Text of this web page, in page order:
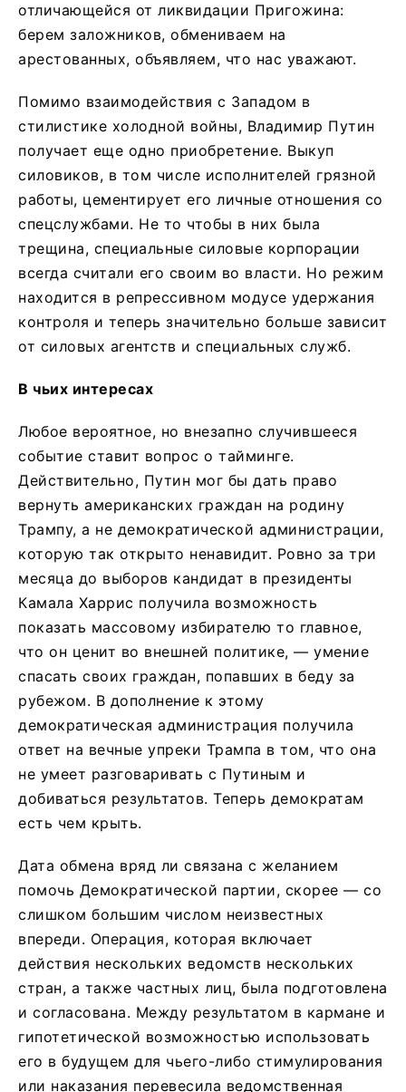
отличающейся от ликвидации Пригожина:
берем заложников, обмениваем на
арестованных, объявляем, что нас уважают.
Помимо взаимодействия с Западом в
стилистике холодной войны, Владимир Путин
получает еще одно приобретение. Выкуп
силовиков, в том числе исполнителей грязной
работы, цементирует его личные отношения со
спецслужбами. Не то чтобы в них была
трещина, специальные силовые корпорации
всегда считали его своим во власти. Но режим
находится в репрессивном модусе удержания
контроля и теперь значительно больше зависит
от силовых агентств и специальных служб.
В чьих интересах
Любое вероятное, но внезапно случившееся
событие ставит вопрос о тайминге.
Действительно, Путин мог бы дать право
вернуть американских граждан на родину
Трампу, а не демократической администрации,
которую так открыто ненавидит. Ровно за три
месяца до выборов кандидат в президенты
Камала Харрис получила возможность
показать массовому избирателю то главное,
что он ценит во внешней политике, — умение
спасать своих граждан, попавших в беду за
рубежом. В дополнение к этому
демократическая администрация получила
ответ на вечные упреки Трампа в том, что она
не умеет разговаривать с Путиным и
добиваться результатов. Теперь демократам
есть чем крыть.
Дата обмена вряд ли связана с желанием
помочь Демократической партии, скорее — со
слишком большим числом неизвестных
впереди. Операция, которая включает
действия нескольких ведомств нескольких
стран, а также частных лиц, была подготовлена
и согласована. Между результатом в кармане и
гипотетической возможностью использовать
его в будущем для чьего-либо стимулирования
или наказания перевесила ведомственная